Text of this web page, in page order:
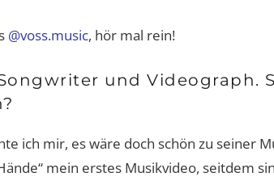
@voss.music, hör mal rein!
und Videograph.
ich mir, es wäre doch schön zu seiner
mein erstes Musikvideo, seitdem